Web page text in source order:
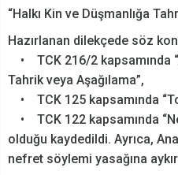
“Halkı Kin ve Düşmanlığa
Hazırlanan dilekçede söz
• TCK 216/2 kapsamında
Tahrik veya Aşağılama”,
• TCK 125 kapsamında
• TCK 122 kapsamında
olduğu kaydedildi. Ayrıca,
nefret söylemi yasağına